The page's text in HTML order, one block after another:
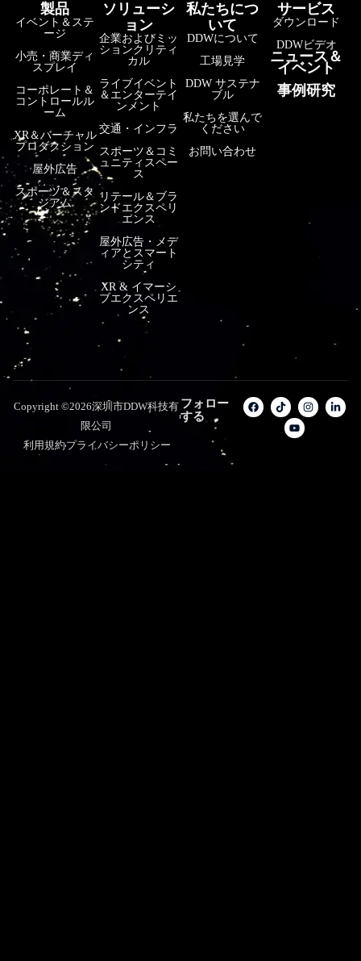
製品
イベント＆ステ
ージ
小売・商業ディ
スプレイ
コーポレート＆
コントロールル
ーム
XR＆バーチャル
プロダクション
屋外広告
スポーツ＆スタ
ジアム
ソリューシ
ョン
企業およびミッ
ションクリティ
カル
ライブイベント
＆エンターテイ
ンメント
交通・インフラ
スポーツ＆コミ
ュニティスペー
ス
リテール＆ブラ
ンドエクスペリ
エンス
屋外広告・メデ
ィアとスマート
シティ
XR & イマーシ
ブエクスペリエ
ンス
私たちにつ
いて
DDWについて
工場見学
DDW サステナ
ブル
私たちを選んで
ください
お問い合わせ
サービス
ダウンロード
DDWビデオ
ニュース＆
イベント
事例研究
Copyright ©2026深圳市DDW科技有
限公司
利用規約プライバシーポリシー
フォロー
する